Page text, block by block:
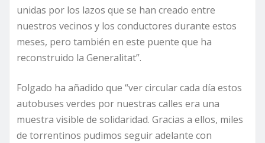
unidas por los lazos que se han creado entre
nuestros vecinos y los conductores durante estos
meses, pero también en este puente que ha
reconstruido la Generalitat”.
Folgado ha añadido que “ver circular cada día estos
autobuses verdes por nuestras calles era una
muestra visible de solidaridad. Gracias a ellos, miles
de torrentinos pudimos seguir adelante con